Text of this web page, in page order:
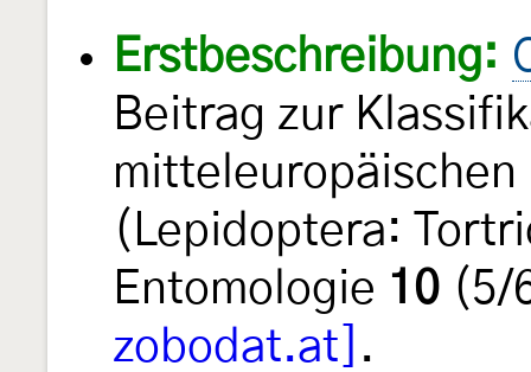
Erstbeschreibung:
Beitrag zur
(Lepidoptera:
Entomologie 10 (5/
zobodat.at] .